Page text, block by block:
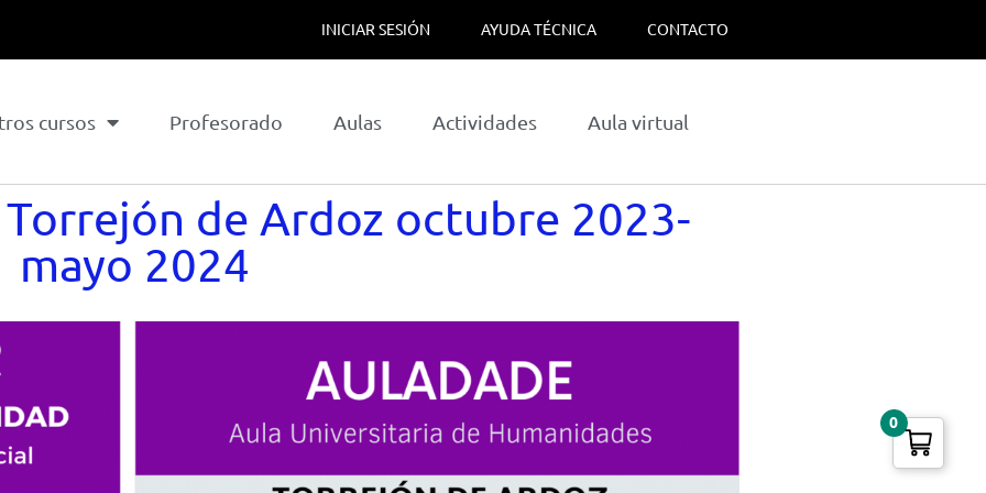
INICIAR SESIÓN AYUDA TÉCNICA CONTACTO
cursos Profesorado Aulas Actividades Aula virtual
de Ardoz octubre 2023-
mayo 2024
0